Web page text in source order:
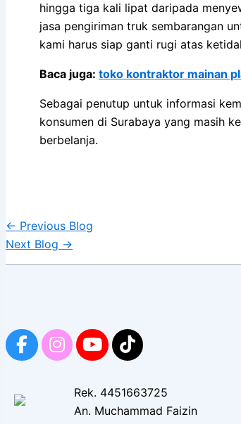
hingga tiga kali lipat daripada
jasa pengiriman truk sembarangan
kami harus siap ganti rugi atas
Baca juga: toko kontraktor mainan
Sebagai penutup untuk informasi
konsumen di Surabaya yang masih
berbelanja.
← Previous Blog
Next Blog →
Rek. 4451663725
An. Muchammad Faizin